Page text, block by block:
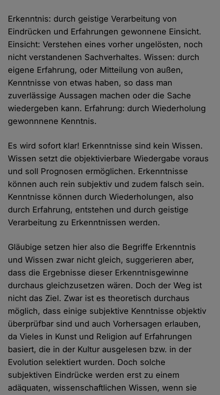
Erkenntnis: durch geistige Verarbeitung von
Eindrücken und Erfahrungen gewonnene Einsicht.
Einsicht: Verstehen eines vorher ungelösten, noch
nicht verstandenen Sachverhaltes. Wissen: durch
eigene Erfahrung, oder Mitteilung von außen,
Kenntnisse von etwas haben, so dass man
zuverlässige Aussagen machen oder die Sache
wiedergeben kann. Erfahrung: durch Wiederholung
gewonnnene Kenntnis.
Es wird sofort klar! Erkenntnisse sind kein Wissen.
Wissen setzt die objektivierbare Wiedergabe voraus
und soll Prognosen ermöglichen. Erkenntnisse
können auch rein subjektiv und zudem falsch sein.
Kenntnisse können durch Wiederholungen, also
durch Erfahrung, entstehen und durch geistige
Verarbeitung zu Erkenntnissen werden.
Gläubige setzen hier also die Begriffe Erkenntnis
und Wissen zwar nicht gleich, suggerieren aber,
dass die Ergebnisse dieser Erkenntnisgewinne
durchaus gleichzusetzen wären. Doch der Weg ist
nicht das Ziel. Zwar ist es theoretisch durchaus
möglich, dass einige subjektive Kenntnisse objektiv
überprüfbar sind und auch Vorhersagen erlauben,
da Vieles in Kunst und Religion auf Erfahrungen
basiert, die in der Kultur ausgelesen bzw. in der
Evolution selektiert wurden. Doch solche
subjektiven Eindrücke werden erst zu einem
adäquaten, wissenschaftlichen Wissen, wenn sie